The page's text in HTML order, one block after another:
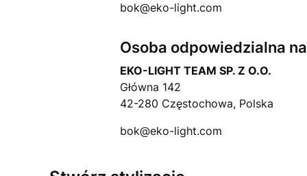
bok@eko-light.com
Osoba odpowiedzialna
EKO-LIGHT TEAM SP. Z O.O.
Główna 142
42-280 Częstochowa, Polska
bok@eko-light.com